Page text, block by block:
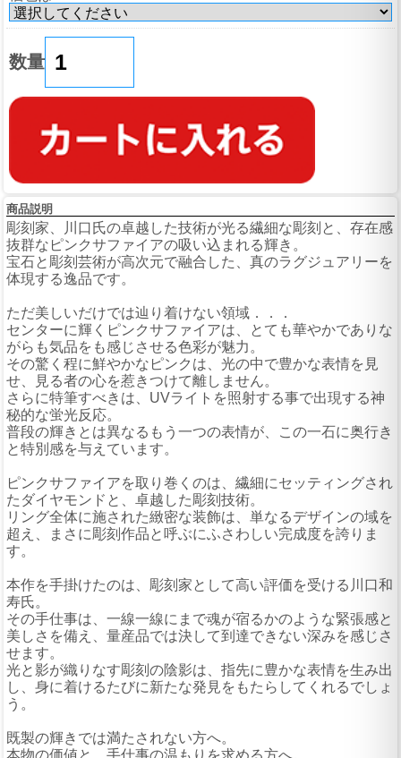
数量
商品説明
彫刻家、川口氏の卓越した技術が光る繊細な彫刻と、存在感
抜群なピンクサファイアの吸い込まれる輝き。
宝石と彫刻芸術が高次元で融合した、真のラグジュアリーを
体現する逸品です。
ただ美しいだけでは辿り着けない領域．．．
センターに輝くピンクサファイアは、とても華やかでありな
がらも気品をも感じさせる色彩が魅力。
その驚く程に鮮やかなピンクは、光の中で豊かな表情を見
せ、見る者の心を惹きつけて離しません。
さらに特筆すべきは、UVライトを照射する事で出現する神
秘的な蛍光反応。
普段の輝きとは異なるもう一つの表情が、この一石に奥行き
と特別感を与えています。
ピンクサファイアを取り巻くのは、繊細にセッティングされ
たダイヤモンドと、卓越した彫刻技術。
リング全体に施された緻密な装飾は、単なるデザインの域を
超え、まさに彫刻作品と呼ぶにふさわしい完成度を誇りま
す。
本作を手掛けたのは、彫刻家として高い評価を受ける川口和
寿氏。
その手仕事は、一線一線にまで魂が宿るかのような緊張感と
美しさを備え、量産品では決して到達できない深みを感じさ
せます。
光と影が織りなす彫刻の陰影は、指先に豊かな表情を生み出
し、身に着けるたびに新たな発見をもたらしてくれるでしょ
う。
既製の輝きでは満たされない方へ。
本物の価値と、手仕事の温もりを求める方へ。